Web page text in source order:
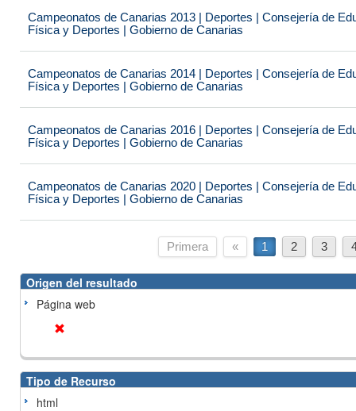
Campeonatos de Canarias 2013 | Deportes | Consejería de
Física y Deportes | Gobierno de Canarias
Campeonatos de Canarias 2014 | Deportes | Consejería de
Física y Deportes | Gobierno de Canarias
Campeonatos de Canarias 2016 | Deportes | Consejería de
Física y Deportes | Gobierno de Canarias
Campeonatos de Canarias 2020 | Deportes | Consejería de
Física y Deportes | Gobierno de Canarias
Primera « 1 2 3
Origen del resultado
Página web
Tipo de Recurso
html